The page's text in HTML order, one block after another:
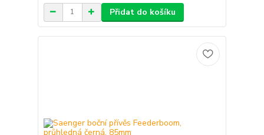
Přidat do košíku